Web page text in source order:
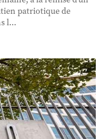
patriotique de
l...